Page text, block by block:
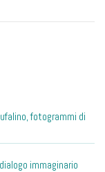
fotogrammi di
immaginario